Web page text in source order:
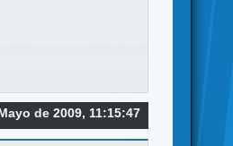
de 2009, 11:15:47